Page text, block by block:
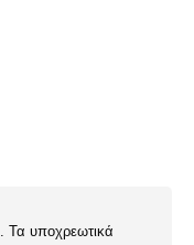
Τα υποχρεωτικά